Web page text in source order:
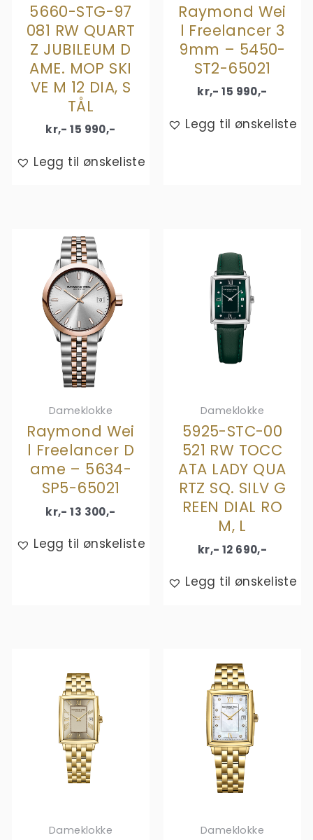
5660-STG-97
081 RW QUART
Z JUBILEUM D
AME. MOP SKI
VE M 12 DIA, S
TÅL
kr,- 15 990,-
Legg til ønskeliste
Raymond Wei
l Freelancer 3
9mm – 5450-
ST2-65021
kr,- 15 990,-
Legg til ønskeliste
Dameklokke
Raymond Wei
l Freelancer D
ame – 5634-
SP5-65021
kr,- 13 300,-
Legg til ønskeliste
Dameklokke
5925-STC-00
521 RW TOCC
ATA LADY QUA
RTZ SQ. SILV G
REEN DIAL RO
M, L
kr,- 12 690,-
Legg til ønskeliste
Dameklokke Dameklokke